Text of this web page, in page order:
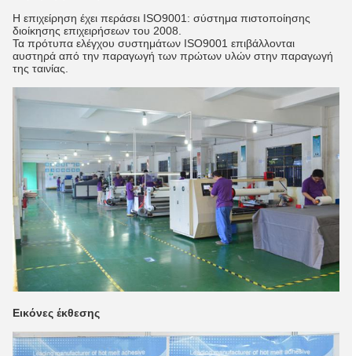
Η επιχείρηση έχει περάσει ISO9001: σύστημα πιστοποίησης
διοίκησης επιχειρήσεων του 2008.
Τα πρότυπα ελέγχου συστημάτων ISO9001 επιβάλλονται
αυστηρά από την παραγωγή των πρώτων υλών στην παραγωγή
της ταινίας.
Εικόνες έκθεσης